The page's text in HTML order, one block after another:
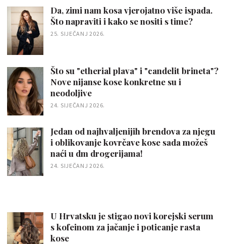
Da, zimi nam kosa vjerojatno više ispada.
Što napraviti i kako se nositi s time?
25. SIJEČANJ 2026.
Što su "etherial plava" i "candelit brineta"?
Nove nijanse kose konkretne su i
neodoljive
24. SIJEČANJ 2026.
Jedan od najhvaljenijih brendova za njegu
i oblikovanje kovrčave kose sada možeš
naći u dm drogerijama!
24. SIJEČANJ 2026.
U Hrvatsku je stigao novi korejski serum
s kofeinom za jačanje i poticanje rasta
kose